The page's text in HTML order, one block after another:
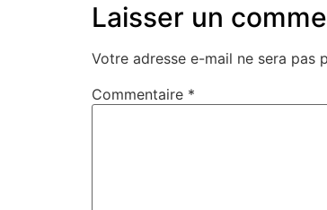
Laisser un
Votre adresse e-mail ne sera pas
Commentaire *